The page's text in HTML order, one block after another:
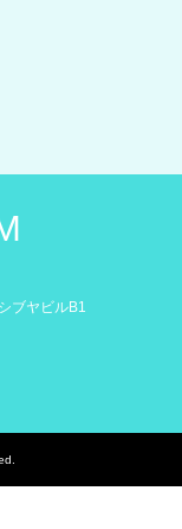
ブヤビルB1